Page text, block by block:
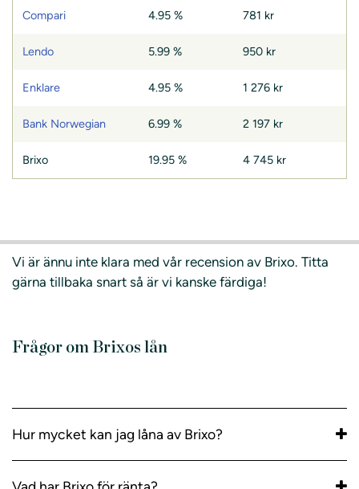
Compari 4.95 % 781 kr
Lendo 5.99 % 950 kr
Enklare 4.95 % 1 276 kr
Bank Norwegian 6.99 % 2 197 kr
Brixo 19.95 % 4 745 kr
Vi är ännu inte klara med vår recension av Brixo. Titta
gärna tillbaka snart så är vi kanske färdiga!
Frågor om Brixos lån
Hur mycket kan jag låna av Brixo?